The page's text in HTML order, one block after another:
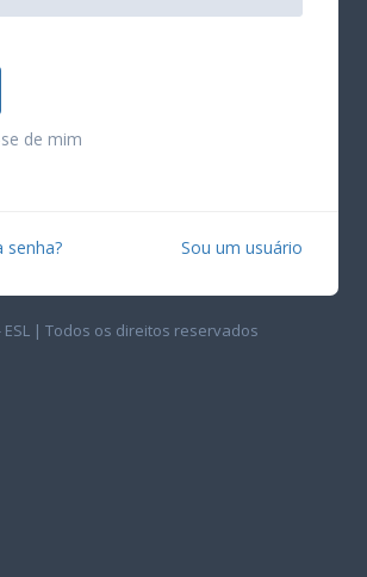
de mim
Sou um usuário
senha?
ESL | Todos os direitos reservados